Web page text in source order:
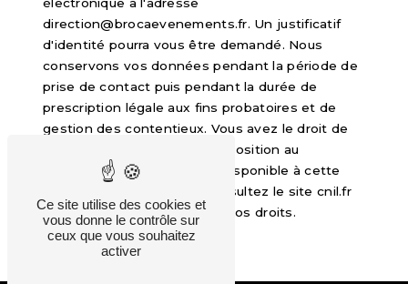
électronique à l'adresse
direction@brocaevenements.fr. Un justificatif
d'identité pourra vous être demandé. Nous
conservons vos données pendant la période de
prise de contact puis pendant la durée de
prescription légale aux fins probatoires et de
gestion des contentieux. Vous avez le droit de
vous inscrire sur la liste d'opposition au
démarchage téléphonique, disponible à cette
. Consultez le site cnil.fr
pour plus d’informations sur vos droits.
Ce site utilise des cookies et
vous donne le contrôle sur
ceux que vous souhaitez
activer